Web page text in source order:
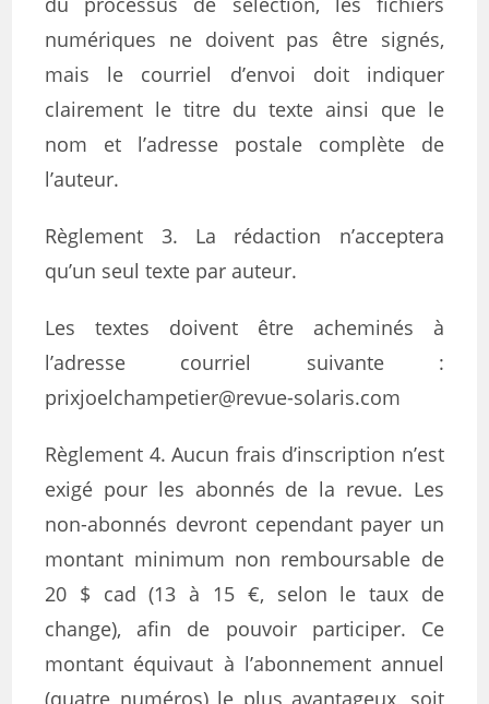
numériques ne doivent pas être signés,
mais le courriel d’envoi doit indiquer
clairement le titre du texte ainsi que le
nom et l’adresse postale complète de
l’auteur.
Règlement 3. La rédaction n’acceptera
qu’un seul texte par auteur.
Les textes doivent être acheminés à
l’adresse courriel suivante :
prixjoelchampetier@revue-solaris.com
Règlement 4. Aucun frais d’inscription n’est
exigé pour les abonnés de la revue. Les
non-abonnés devront cependant payer un
montant minimum non remboursable de
20 $ cad (13 à 15 €, selon le taux de
change), afin de pouvoir participer. Ce
montant équivaut à l’abonnement annuel
(quatre numéros) le plus avantageux, soit